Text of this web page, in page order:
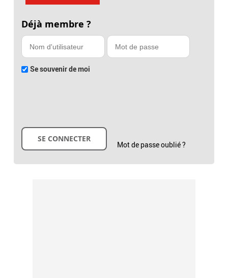
Déjà membre ?
Se souvenir de moi
Mot de passe oublié ?